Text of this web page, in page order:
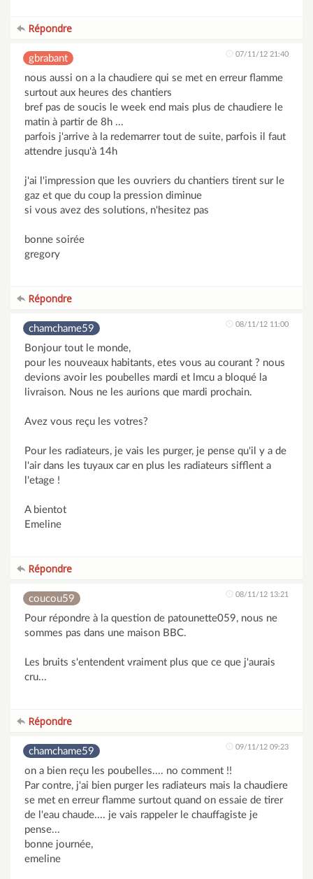
Répondre
gbrabant 07/11/12 21:40
nous aussi on a la chaudiere qui se met en erreur flamme
surtout aux heures des chantiers
bref pas de soucis le week end mais plus de chaudiere le
matin à partir de 8h ...
parfois j'arrive à la redemarrer tout de suite, parfois il faut
attendre jusqu'à 14h
j'ai l'impression que les ouvriers du chantiers tirent sur le
gaz et que du coup la pression diminue
si vous avez des solutions, n'hesitez pas
bonne soirée
gregory
Répondre
chamchame59 08/11/12 11:00
Bonjour tout le monde,
pour les nouveaux habitants, etes vous au courant ? nous
devions avoir les poubelles mardi et lmcu a bloqué la
livraison. Nous ne les aurions que mardi prochain.
Avez vous reçu les votres?
Pour les radiateurs, je vais les purger, je pense qu'il y a de
l'air dans les tuyaux car en plus les radiateurs sifflent a
l'etage !
A bientot
Emeline
Répondre
coucou59 08/11/12 13:21
Pour répondre à la question de patounette059, nous ne
sommes pas dans une maison BBC.
Les bruits s'entendent vraiment plus que ce que j'aurais
cru...
Répondre
chamchame59 09/11/12 09:23
on a bien reçu les poubelles.... no comment !!
Par contre, j'ai bien purger les radiateurs mais la chaudiere
se met en erreur flamme surtout quand on essaie de tirer
de l'eau chaude.... je vais rappeler le chauffagiste je
pense...
bonne journée,
emeline